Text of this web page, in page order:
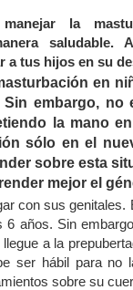
la
saludable.
a tus hijos en su
en
Sin embargo, no
la mano
sólo en el
sobre esta
mejor el
con sus genitales.
6 años. Sin
a la
ser hábil para no
sobre su